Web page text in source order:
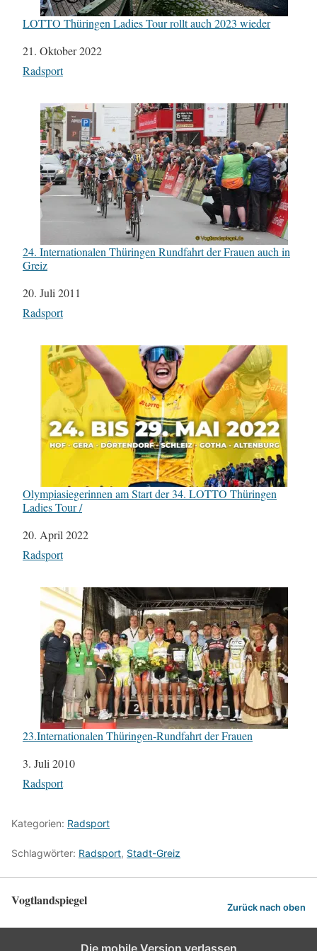
LOTTO Thüringen Ladies Tour rollt auch 2023 wieder
Datum
21. Oktober 2022
In Bezug auf
Radsport
24. Internationalen Thüringen Rundfahrt der Frauen auch in
Greiz
Datum
20. Juli 2011
In Bezug auf
Radsport
Olympiasiegerinnen am Start der 34. LOTTO Thüringen
Ladies Tour /
Datum
20. April 2022
In Bezug auf
Radsport
23.Internationalen Thüringen-Rundfahrt der Frauen
Datum
3. Juli 2010
In Bezug auf
Radsport
Kategorien: Radsport
Schlagwörter: Radsport, Stadt-Greiz
Vogtlandspiegel Zurück nach oben